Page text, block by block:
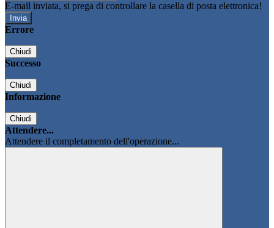
E-mail inviata, si prega di controllare la casella di posta elettronica!
Errore
Chiudi
Successo
Chiudi
Informazione
Chiudi
Attendere...
Attendere il completamento dell'operazione...